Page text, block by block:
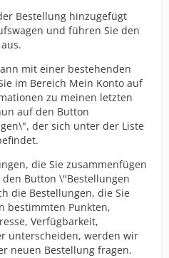
Bestellung hinzugefügt
und führen Sie den
mit einer bestehenden
im Bereich Mein Konto auf
zu meinen letzten
auf den Button
der sich unter der Liste
die Sie zusammenfügen
Button \"Bestellungen
die Bestellungen, die Sie
bestimmten Punkten,
Verfügbarkeit,
unterscheiden, werden wir
neuen Bestellung fragen.